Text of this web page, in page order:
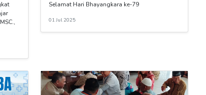
Selamat Hari Bhayangkara ke-79
01 Jul 2025